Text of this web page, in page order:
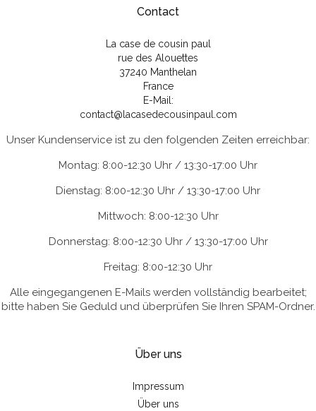
Contact
La case de cousin paul
rue des Alouettes
37240 Manthelan
France
E-Mail:
contact@lacasedecousinpaul.com
Unser Kundenservice ist zu den folgenden Zeiten erreichbar:
Montag: 8:00-12:30 Uhr / 13:30-17:00 Uhr
Dienstag: 8:00-12:30 Uhr / 13:30-17:00 Uhr
Mittwoch: 8:00-12:30 Uhr
Donnerstag: 8:00-12:30 Uhr / 13:30-17:00 Uhr
Freitag: 8:00-12:30 Uhr
Alle eingegangenen E-Mails werden vollständig bearbeitet;
bitte haben Sie Geduld und überprüfen Sie Ihren SPAM-Ordner.
Über uns
Impressum
Über uns